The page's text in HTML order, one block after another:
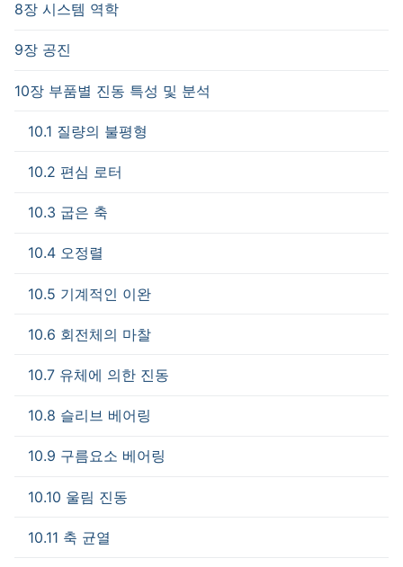
8장 시스템 역학
9장 공진
10장 부품별 진동 특성 및 분석
10.1 질량의 불평형
10.2 편심 로터
10.3 굽은 축
10.4 오정렬
10.5 기계적인 이완
10.6 회전체의 마찰
10.7 유체에 의한 진동
10.8 슬리브 베어링
10.9 구름요소 베어링
10.10 울림 진동
10.11 축 균열